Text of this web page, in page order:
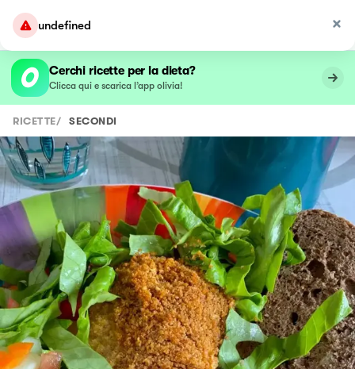
undefined
Cerchi ricette per la dieta?
Clicca qui e scarica l’app olivia!
RICETTE/ SECONDI